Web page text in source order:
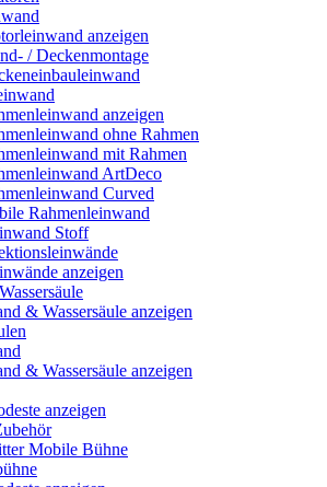
anzeigen
/ Deckenmontage
anzeigen
ohne Rahmen
mit Rahmen
ArtDeco
Curved
Rahmenleinwand
Stoff
anzeigen
& Wassersäule anzeigen
& Wassersäule anzeigen
anzeigen
Mobile Bühne